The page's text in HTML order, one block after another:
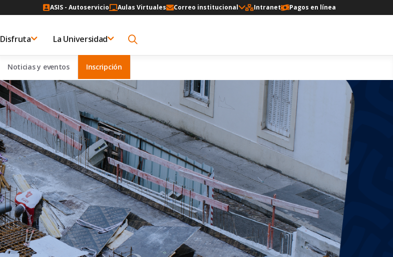
ASIS - Autoservicio Aulas Virtuales Correo institucional Intranet Pagos en línea
Disfruta La Universidad
Noticias y eventos Inscripción